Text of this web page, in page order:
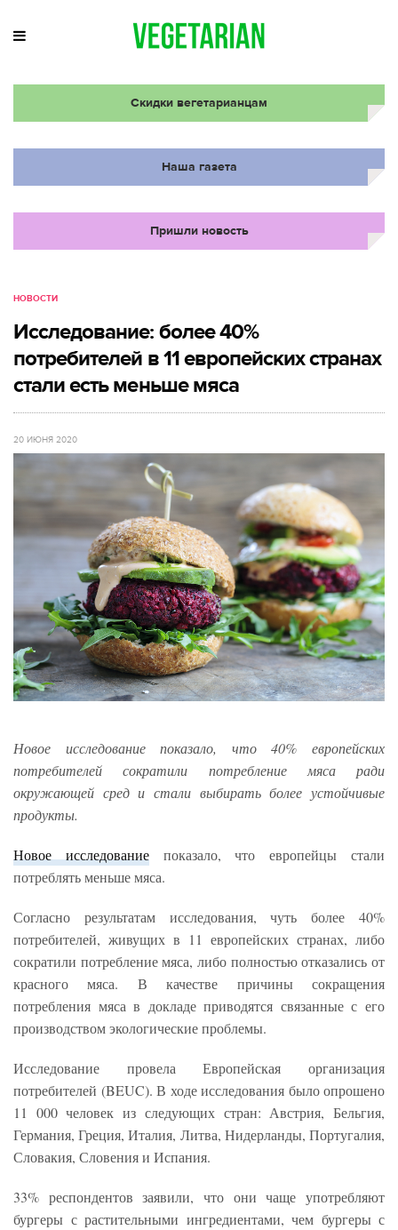
Скидки вегетарианцам
Наша газета
Пришли новость
НОВОСТИ
Исследование: более 40%
потребителей в 11 европейских странах
стали есть меньше мяса
20 ИЮНЯ 2020
Новое исследование показало, что 40% европейских
потребителей сократили потребление мяса ради
окружающей сред и стали выбирать более устойчивые
продукты.
Новое исследованиепоказало, что европейцы стали
потреблять меньше мяса.
Согласно результатам исследования, чуть более 40%
потребителей, живущих в 11 европейских странах, либо
сократили потребление мяса, либо полностью отказались от
красного мяса. В качестве причины сокращения
потребления мяса в докладе приводятся связанные с его
производством экологические проблемы.
Исследование провела Европейская организация
потребителей (BEUC). В ходе исследования было опрошено
11 000 человек из следующих стран: Австрия, Бельгия,
Германия, Греция, Италия, Литва, Нидерланды, Португалия,
Словакия, Словения и Испания.
33% респондентов заявили, что они чаще употребляют
бургеры с растительными ингредиентами, чем бургеры с